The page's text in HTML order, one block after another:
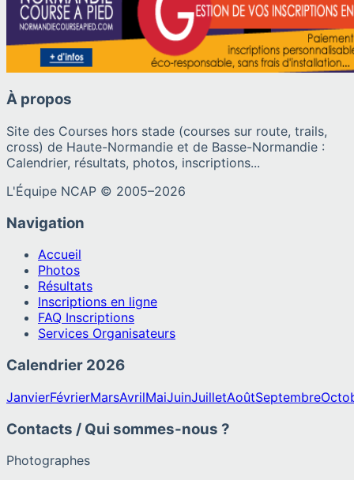
À propos
Site des Courses hors stade (courses sur route, trails,
cross) de Haute-Normandie et de Basse-Normandie :
Calendrier, résultats, photos, inscriptions...
L'Équipe NCAP © 2005–2026
Navigation
Accueil
Photos
Résultats
Inscriptions en ligne
FAQ Inscriptions
Services Organisateurs
Calendrier 2026
JanvierFévrierMarsAvrilMaiJuinJuilletAoûtSeptembre
Contacts / Qui sommes-nous ?
Photographes